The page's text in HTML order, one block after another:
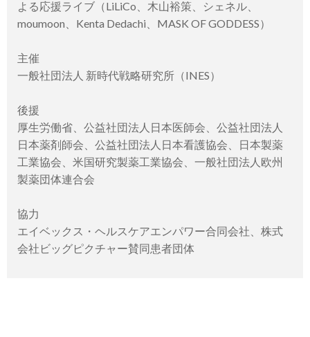
よる応援ライブ（LiLiCo、木山裕策、シェネル、
moumoon、Kenta Dedachi、MASK OF GODDESS）
主催
一般社団法人 新時代戦略研究所（INES）
後援
厚生労働省、公益社団法人日本医師会、公益社団法人
日本薬剤師会、公益社団法人日本看護協会、日本製薬
工業協会、米国研究製薬工業協会、一般社団法人欧州
製薬団体連合会
協力
エイベックス・ヘルスケアエンパワー合同会社、株式
会社ビッグピクチャー賛同患者団体